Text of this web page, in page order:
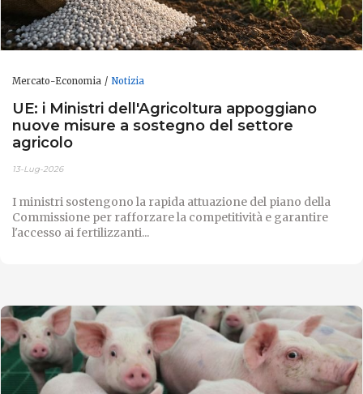
Mercato-Economia Notizia
UE: i Ministri dell'Agricoltura appoggiano
nuove misure a sostegno del settore
agricolo
13-Lug-2026
I ministri sostengono la rapida attuazione del piano della
Commissione per rafforzare la competitività e garantire
l'accesso ai fertilizzanti...